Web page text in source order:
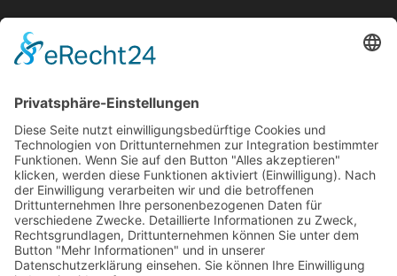
Medien
News
Kontakt
Impressum
Datenschutz